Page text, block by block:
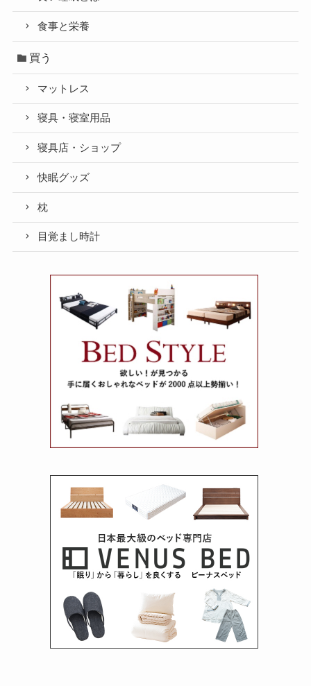
食事と栄養
買う
マットレス
寝具・寝室用品
寝具店・ショップ
快眠グッズ
枕
目覚まし時計